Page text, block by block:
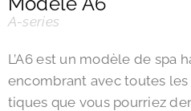
A-series
L’A6 est un modèle de spa
encombrant avec toutes
tiques que vous pourriez